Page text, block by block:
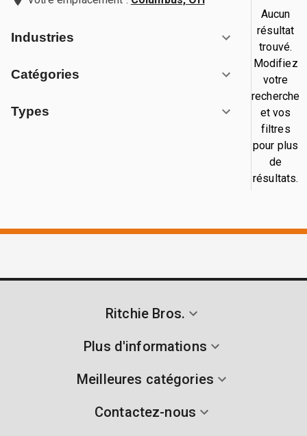
Industries
Catégories
Types
Aucun
résultat
trouvé.
Modifiez
votre
recherche
et vos
filtres
pour plus
de
résultats.
Ritchie Bros.
Plus d'informations
Meilleures catégories
Contactez-nous